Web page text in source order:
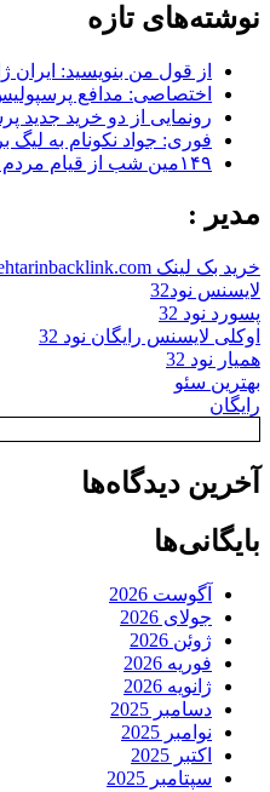
نوشته‌های تازه
از قول من بنویسید: ایران
اختصاصی: مدافع
رونمایی از دو خرید جدید
فوری: جواد نکونام به لیگ
۱۴۹مین شب از قیام مردم شهرستان سلماس در راستای خونخواهی رهبر شهید + تصاویر
مدیر :
خرید بک لینک behtarinbacklink.com
لایسنس نود32
پسورد نود 32
اوکلی لایسنس رایگان نود 32
همیار نود 32
بهترین سئو
رایگان
آخرین دیدگاه‌ها
بایگانی‌ها
آگوست 2026
جولای 2026
ژوئن 2026
فوریه 2026
ژانویه 2026
دسامبر 2025
نوامبر 2025
اکتبر 2025
سپتامبر 2025